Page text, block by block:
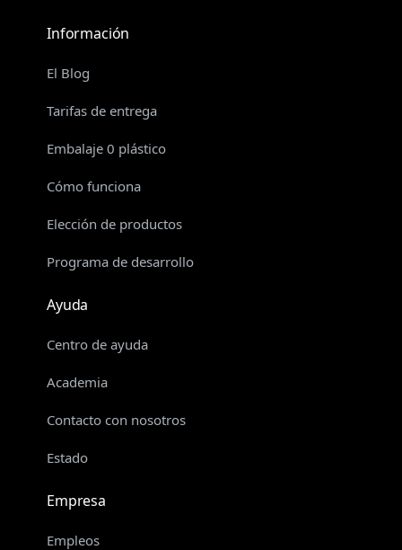
Información
El Blog
Tarifas de entrega
Embalaje 0 plástico
Cómo funciona
Elección de productos
Programa de desarrollo
Ayuda
Centro de ayuda
Academia
Contacto con nosotros
Estado
Empresa
Empleos